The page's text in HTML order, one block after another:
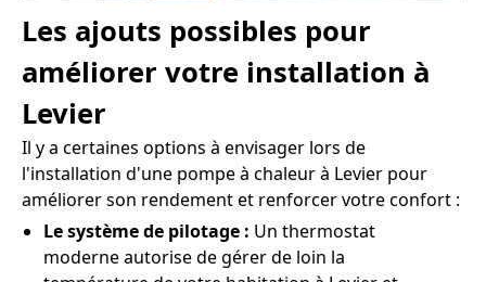
Les ajouts possibles pour
améliorer votre installation à
Levier
Il y a certaines options à envisager lors de
l'installation d'une pompe à chaleur à Levier pour
améliorer son rendement et renforcer votre confort :
Le système de pilotage : Un thermostat
moderne autorise de gérer de loin la